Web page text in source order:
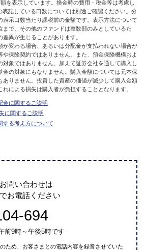
を表示しています。換金時の費用・税金等は考慮し
記している口数については別途ご確認ください。分
表示口数当たり課税前の金額です。表示方法について
まで、その他のファンドは整数部のみとしているた
異が生じることがあります。
が変わる場合、あるいは分配金が支払われない場合が
や保険契約ではありません。また、預金保険機構およ
対象ではありません。加えて証券会社を通して購入し
金の対象にもなりません。購入金額については元本保
ありません。投資した資産の価値が減少して購入金額
による損失は購入者が負担することとなります。
金に関するご説明
に関するご説明
する考え方について
問い合わせは
お電話ください
694
前9時～午後5時です
ため、お客さまとの電話内容を録音させていた